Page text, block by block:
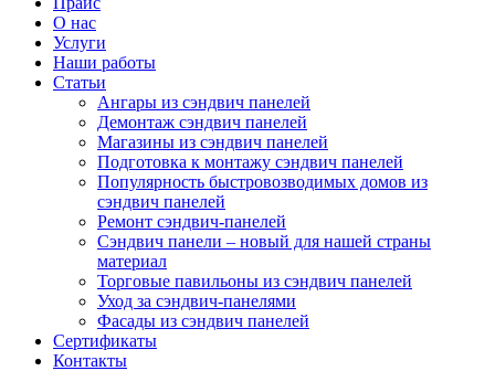
О нас
Услуги
Наши работы
Статьи
Ангары из сэндвич панелей
Демонтаж сэндвич панелей
Магазины из сэндвич панелей
Подготовка к монтажу сэндвич панелей
Популярность быстровозводимых домов из
сэндвич панелей
Ремонт сэндвич-панелей
Сэндвич панели – новый для нашей страны
материал
Торговые павильоны из сэндвич панелей
Уход за сэндвич-панелями
Фасады из сэндвич панелей
Сертификаты
Контакты